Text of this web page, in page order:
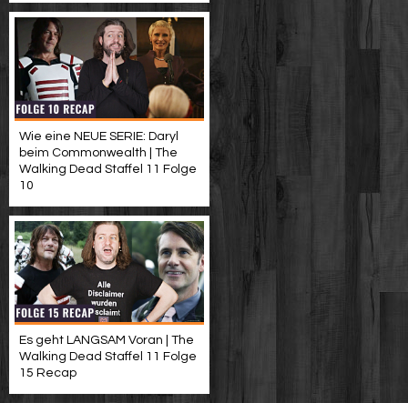
Wie eine NEUE SERIE: Daryl
beim Commonwealth | The
Walking Dead Staffel 11 Folge
10
Es geht LANGSAM Voran | The
Walking Dead Staffel 11 Folge
15 Recap